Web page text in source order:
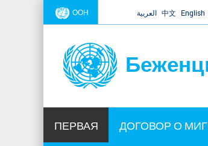
ООН العربية 中文 English
ПЕРВАЯ ДОГОВОР О